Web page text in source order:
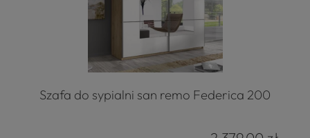
Szafa do sypialni san remo Federica 200